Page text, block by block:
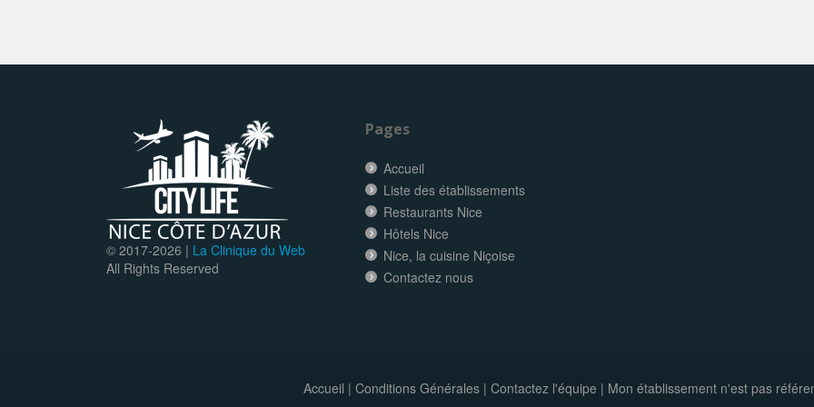
© 2017-2026 | La Clinique du Web
All Rights Reserved
Pages
Accueil
Liste des établissements
Restaurants Nice
Hôtels Nice
Nice, la cuisine Niçoise
Contactez nous
Accueil | Conditions Générales| Contactez l'équipe | Mon établissement n'est pas